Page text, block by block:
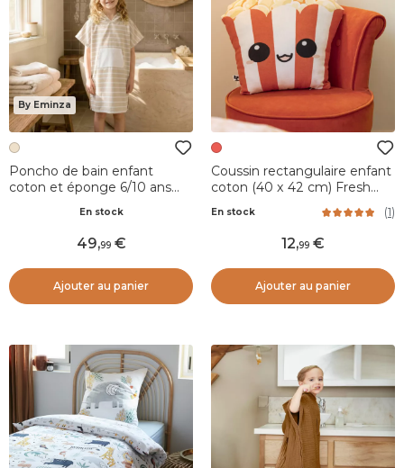
By Eminza
Poncho de bain enfant
coton et éponge 6/10 ans
En stock
49,99
Ajouter au panier
Coussin rectangulaire enfant
coton (40 x 42 cm) Fresh
En stock (1)
12,99
Ajouter au panier